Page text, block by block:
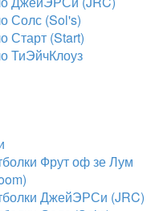
Солс (Sol's)
Старт (Start)
ТиЭйчКлоуз
Фрут оф зе Лум
ДжейЭРСи (JRC)